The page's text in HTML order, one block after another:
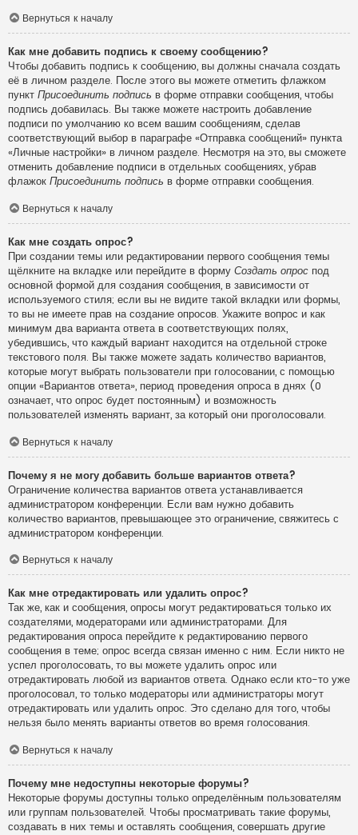
Вернуться к началу
Как мне добавить подпись к своему сообщению?
Чтобы добавить подпись к сообщению, вы должны сначала создать
её в личном разделе. После этого вы можете отметить флажком
пункт Присоединить подпись в форме отправки сообщения, чтобы
подпись добавилась. Вы также можете настроить добавление
подписи по умолчанию ко всем вашим сообщениям, сделав
соответствующий выбор в параграфе «Отправка сообщений» пункта
«Личные настройки» в личном разделе. Несмотря на это, вы сможете
отменить добавление подписи в отдельных сообщениях, убрав
флажок Присоединить подпись в форме отправки сообщения.
Вернуться к началу
Как мне создать опрос?
При создании темы или редактировании первого сообщения темы
щёлкните на вкладке или перейдите в форму Создать опрос под
основной формой для создания сообщения, в зависимости от
используемого стиля; если вы не видите такой вкладки или формы,
то вы не имеете прав на создание опросов. Укажите вопрос и как
минимум два варианта ответа в соответствующих полях,
убедившись, что каждый вариант находится на отдельной строке
текстового поля. Вы также можете задать количество вариантов,
которые могут выбрать пользователи при голосовании, с помощью
опции «Вариантов ответа», период проведения опроса в днях (0
означает, что опрос будет постоянным) и возможность
пользователей изменять вариант, за который они проголосовали.
Вернуться к началу
Почему я не могу добавить больше вариантов ответа?
Ограничение количества вариантов ответа устанавливается
администратором конференции. Если вам нужно добавить
количество вариантов, превышающее это ограничение, свяжитесь с
администратором конференции.
Вернуться к началу
Как мне отредактировать или удалить опрос?
Так же, как и сообщения, опросы могут редактироваться только их
создателями, модераторами или администраторами. Для
редактирования опроса перейдите к редактированию первого
сообщения в теме; опрос всегда связан именно с ним. Если никто не
успел проголосовать, то вы можете удалить опрос или
отредактировать любой из вариантов ответа. Однако если кто-то уже
проголосовал, то только модераторы или администраторы могут
отредактировать или удалить опрос. Это сделано для того, чтобы
нельзя было менять варианты ответов во время голосования.
Вернуться к началу
Почему мне недоступны некоторые форумы?
Некоторые форумы доступны только определённым пользователям
или группам пользователей. Чтобы просматривать такие форумы,
создавать в них темы и оставлять сообщения, совершать другие